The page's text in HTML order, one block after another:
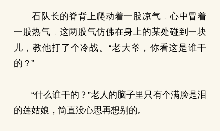
石队长的脊背上爬动着一股凉气，心中冒着
一股热气，这两股气仿佛在身上的某处碰到一块
儿，教他打了个冷战。“老大爷，你看这是谁干
的？”
“什么谁干的？”老人的脑子里只有个满脸是泪
的莲姑娘，简直没心思再想别的。